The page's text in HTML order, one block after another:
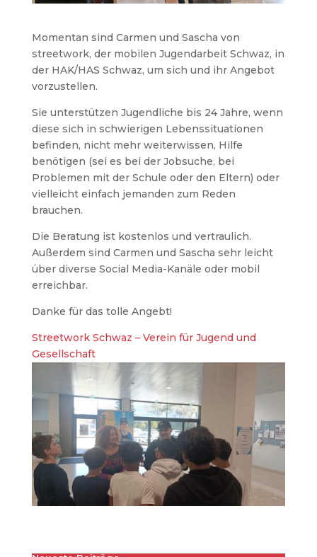
Momentan sind Carmen und Sascha von
streetwork, der mobilen Jugendarbeit Schwaz, in
der HAK/HAS Schwaz, um sich und ihr Angebot
vorzustellen.
Sie unterstützen Jugendliche bis 24 Jahre, wenn
diese sich in schwierigen Lebenssituationen
befinden, nicht mehr weiterwissen, Hilfe
benötigen (sei es bei der Jobsuche, bei
Problemen mit der Schule oder den Eltern) oder
vielleicht einfach jemanden zum Reden
brauchen.
Die Beratung ist kostenlos und vertraulich.
Außerdem sind Carmen und Sascha sehr leicht
über diverse Social Media-Kanäle oder mobil
erreichbar.
Danke für das tolle Angebt!
Streetwork Schwaz – Verein für Jugend und
Gesellschaft